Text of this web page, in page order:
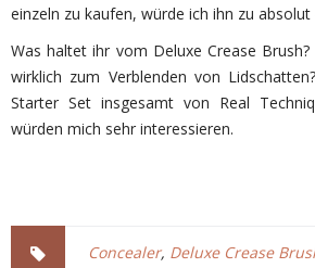
einzeln zu kaufen, würde ich ihn zu
Was haltet ihr vom Deluxe Crease
wirklich zum Verblenden von
Starter Set insgesamt von Real
würden mich sehr interessieren.
Concealer, Deluxe Crease